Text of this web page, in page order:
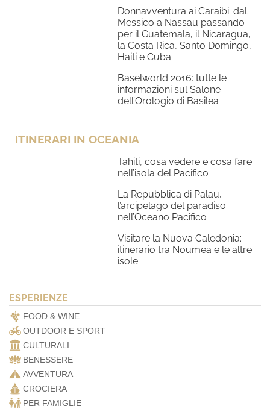
Donnavventura ai Caraibi: dal
Messico a Nassau passando
per il Guatemala, il Nicaragua,
la Costa Rica, Santo Domingo,
Haiti e Cuba
Baselworld 2016: tutte le
informazioni sul Salone
dell’Orologio di Basilea
ITINERARI IN OCEANIA
Tahiti, cosa vedere e cosa fare
nell’isola del Pacifico
La Repubblica di Palau,
l’arcipelago del paradiso
nell’Oceano Pacifico
Visitare la Nuova Caledonia:
itinerario tra Noumea e le altre
isole
ESPERIENZE
FOOD & WINE
OUTDOOR E SPORT
CULTURALI
BENESSERE
AVVENTURA
CROCIERA
PER FAMIGLIE